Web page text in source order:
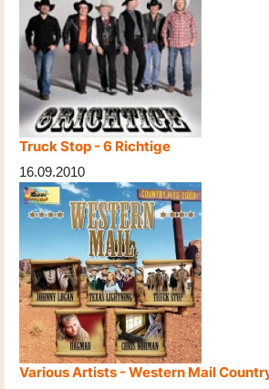
Truck Stop - 6 Richtige
16.09.2010
Various Artists - Western Mail